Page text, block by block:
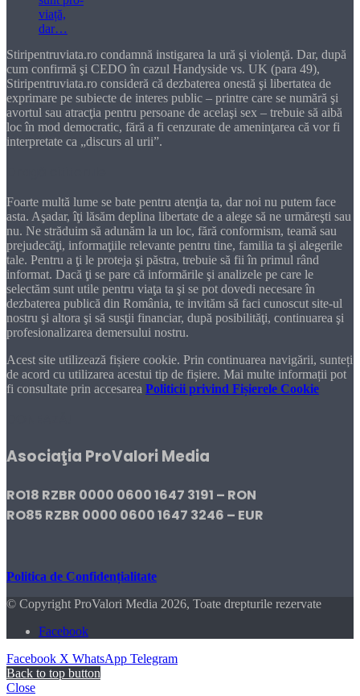
Stiripentruviata.ro condamnă instigarea la ură şi violenţă. Dar, după
cum confirmă şi CEDO în cazul Handyside vs. UK (para 49),
Stiripentruviata.ro consideră că dezbaterea onestă şi libertatea de
exprimare pe subiecte de interes public – printre care se numără şi
avortul sau atracţia pentru persoane de acelaşi sex – trebuie să aibă
loc în mod democratic, fără a fi cenzurate de ameninţarea că vor fi
interpretate ca „discurs al urii”.
Foarte multă lume se bate pentru atenţia ta, dar noi nu putem face
asta. Aşadar, îţi lăsăm deplina libertate de a alege să ne urmăreşti sau
nu. Ne străduim să adunăm la un loc, fără conformism, teamă sau
prejudecăţi, informaţiile relevante pentru tine, familia ta şi alegerile
tale. Pentru a ţi le proteja şi păstra, trebuie să fii în primul rând
informat. Dacă ţi se pare că informările şi analizele pe care le
selectăm sunt utile pentru viaţa ta şi se pot dovedi necesare în
dezbaterea publică din România, te invităm să faci cunoscut site-ul
nostru şi altora şi să susţii financiar, după posibilităţi, continuarea şi
profesionalizarea demersului nostru.
Acest site utilizează fișiere cookie. Prin continuarea navigării, sunteți
de acord cu utilizarea acestui tip de fișiere. Mai multe informații pot
fi consultate prin accesarea Politicii privind Fișierele Cookie
Asociaţia ProValori Media
RO18 RZBR 0000 0600 1647 3191 – RON
RO85 RZBR 0000 0600 1647 3246 – EUR
Politica de Confidențialitate
© Copyright ProValori Media 2026, Toate drepturile rezervate
Facebook
Facebook X WhatsApp Telegram
Back to top button
Close